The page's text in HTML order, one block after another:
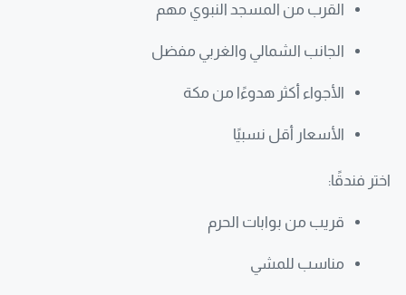
القرب من المسجد النبوي مهم
الجانب الشمالي والغربي مفضل
الأجواء أكثر هدوءًا من مكة
الأسعار أقل نسبيًا
اختر فندقًا:
قريب من بوابات الحرم
مناسب للمشي